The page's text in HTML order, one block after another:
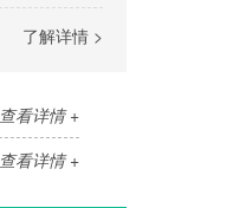
了解详情 >
查看详情 +
查看详情 +